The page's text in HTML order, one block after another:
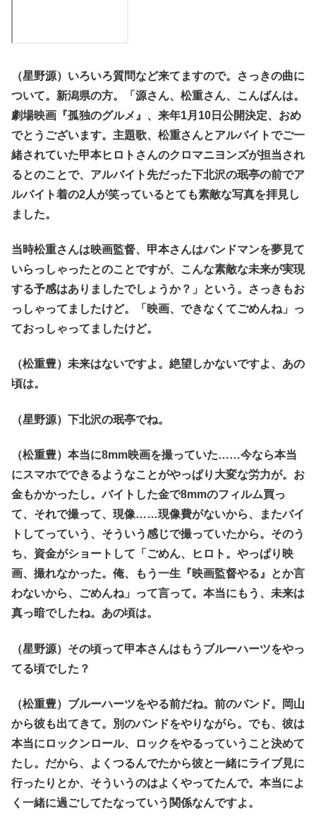
（星野源）いろいろ質問など来てますので。さっきの曲に
ついて。新潟県の方。「源さん、松重さん、こんばんは。
劇場映画『孤独のグルメ』、来年1月10日公開決定、おめ
でとうございます。主題歌、松重さんとアルバイトでご一
緒されていた甲本ヒロトさんのクロマニヨンズが担当され
るとのことで、アルバイト先だった下北沢の珉亭の前でア
ルバイト着の2人が笑っているとても素敵な写真を拝見し
ました。
当時松重さんは映画監督、甲本さんはバンドマンを夢見て
いらっしゃったとのことですが、こんな素敵な未来が実現
する予感はありましたでしょうか？」という。さっきもお
っしゃってましたけど。「映画、できなくてごめんね」っ
ておっしゃってましたけど。
（松重豊）未来はないですよ。絶望しかないですよ、あの
頃は。
（星野源）下北沢の珉亭でね。
（松重豊）本当に8mm映画を撮っていた……今なら本当
にスマホでできるようなことがやっぱり大変な労力が。お
金もかかったし。バイトした金で8mmのフィルム買っ
て、それで撮って、現像……現像費がないから、またバイ
トしてっていう、そういう感じで撮っていたから。そのう
ち、資金がショートして「ごめん、ヒロト。やっぱり映
画、撮れなかった。俺、もう一生『映画監督やる』とか言
わないから、ごめんね」って言って。本当にもう、未来は
真っ暗でしたね。あの頃は。
（星野源）その頃って甲本さんはもうブルーハーツをやっ
てる頃でした？
（松重豊）ブルーハーツをやる前だね。前のバンド。岡山
から彼も出てきて。別のバンドをやりながら。でも、彼は
本当にロックンロール、ロックをやるっていうこと決めて
たし。だから、よくつるんでたから彼と一緒にライブ見に
行ったりとか、そういうのはよくやってたんで。本当によ
く一緒に過ごしてたなっていう関係なんですよ。